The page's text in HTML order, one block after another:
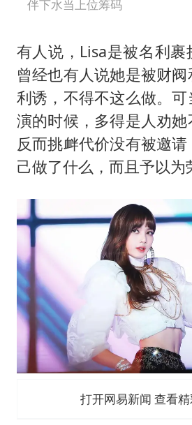
伴下水当上位筹码
有人说，Lisa是被名利裹
曾经也有人说她是被财
利诱，不得不这么做。
演的时候，多得是人劝
反而挑衅代价没有被邀
己做了什么，而且予以为
打开网易新闻 查看